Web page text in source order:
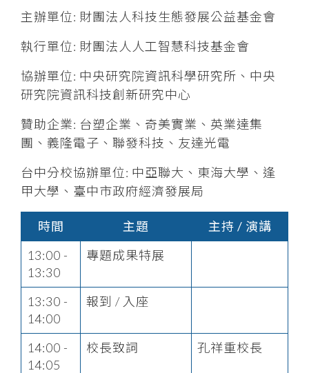
主辦單位: 財團法人科技生態發展公益基金會
執行單位: 財團法人人工智慧科技基金會
協辦單位: 中央研究院資訊科學研究所、中央
研究院資訊科技創新研究中心
贊助企業: 台塑企業、奇美實業、英業達集
團、義隆電子、聯發科技、友達光電
台中分校協辦單位: 中亞聯大、東海大學、逢
甲大學、臺中市政府經濟發展局
時間 主題
主持 / 演講
13:00 -
13:30
專題成果特展
13:30 -
14:00
報到 / 入座
14:00 -
14:05
校長致詞 孔祥重校長